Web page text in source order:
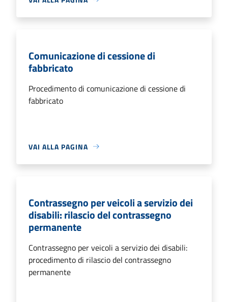
Comunicazione di cessione di
fabbricato
Procedimento di comunicazione di cessione di
fabbricato
VAI ALLA PAGINA
Contrassegno per veicoli a servizio dei
disabili: rilascio del contrassegno
permanente
Contrassegno per veicoli a servizio dei disabili:
procedimento di rilascio del contrassegno
permanente